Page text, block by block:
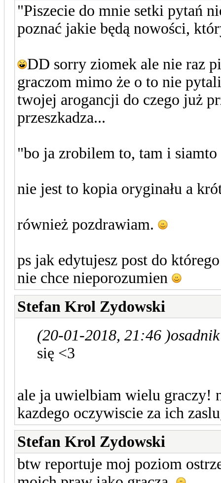
"Piszecie do mnie setki pytań
poznać jakie będą nowości,
DD sorry ziomek ale nie raz
graczom mimo że o to nie
twojej arogancji do czego już
przeszkadza...
"bo ja zrobilem to, tam i
nie jest to kopia oryginału a
również pozdrawiam.
ps jak edytujesz post do
nie chce nieporozumien
Stefan Krol Zydowski
(20-01-2018, 21:46 )
się <3
ale ja uwielbiam wielu graczy!
kazdego oczywiscie za ich
Stefan Krol Zydowski
btw reportuje moj poziom